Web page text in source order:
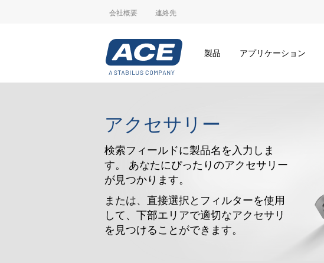
会社概要 連絡先
製品 アプリケーション
アクセサリー
検索フィールドに製品名を入力しま
す。 あなたにぴったりのアクセサリー
が見つかります。
または、直接選択とフィルターを使用
して、下部エリアで適切なアクセサリ
を見つけることができます。